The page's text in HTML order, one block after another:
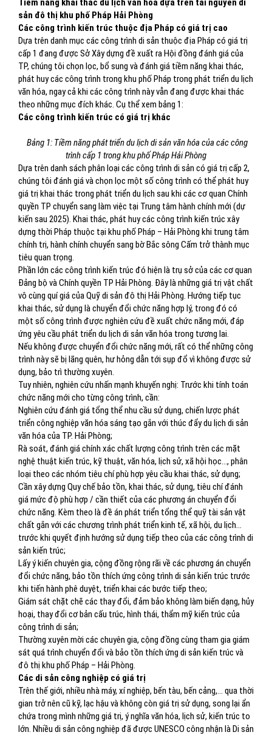
Tiềm năng khai thác du lịch văn hóa dựa trên tài nguyên di
sản đô thị khu phố Pháp Hải Phòng
Các công trình kiến trúc thuộc địa Pháp có giá trị cao
Dựa trên danh mục các công trình di sản thuộc địa Pháp có giá trị
cấp 1 đang được Sở Xây dựng đề xuất ra Hội đồng đánh giá của
TP, chúng tôi chọn lọc, bổ sung và đánh giá tiềm năng khai thác,
phát huy các công trình trong khu phố Pháp trong phát triển du lịch
văn hóa, ngay cả khi các công trình này vẫn đang được khai thác
theo những mục đích khác. Cụ thể xem bảng 1:
Các công trình kiến trúc có giá trị khác
Bảng 1: Tiềm năng phát triển du lịch di sản văn hóa của các công
trình cấp 1 trong khu phố Pháp Hải Phòng
Dựa trên danh sách phân loại các công trình di sản có giá trị cấp 2,
chúng tôi đánh giá và chọn lọc một số công trình có thể phát huy
giá trị khai thác trong phát triển du lịch sau khi các cơ quan Chính
quyền TP chuyển sang làm việc tại Trung tâm hành chính mới (dự
kiến sau 2025). Khai thác, phát huy các công trình kiến trúc xây
dựng thời Pháp thuộc tại khu phố Pháp – Hải Phòng khi trung tâm
chính trị, hành chính chuyển sang bờ Bắc sông Cấm trở thành mục
tiêu quan trọng.
Phần lớn các công trình kiến trúc đó hiện là trụ sở của các cơ quan
Đảng bộ và Chính quyền TP Hải Phòng. Đây là những giá trị vật chất
vô cùng quí giá của Quỹ di sản đô thị Hải Phòng. Hướng tiếp tục
khai thác, sử dụng là chuyển đổi chức năng hợp lý, trong đó có
một số công trình được nghiên cứu đề xuất chức năng mới, đáp
ứng yêu cầu phát triển du lịch di sản văn hóa trong tương lai.
Nếu không được chuyển đổi chức năng mới, rất có thể những công
trình này sẽ bị lãng quên, hư hỏng dẫn tới sụp đổ vì không được sử
dụng, bảo trì thường xuyên.
Tuy nhiên, nghiên cứu nhấn mạnh khuyến nghị: Trước khi tính toán
chức năng mới cho từng công trình, cần:
Nghiên cứu đánh giá tổng thể nhu cầu sử dụng, chiến lược phát
triển công nghiệp văn hóa sáng tạo gắn với thúc đẩy du lịch di sản
văn hóa của TP. Hải Phòng;
Rà soát, đánh giá chính xác chất lượng công trình trên các mặt
nghệ thuật kiến trúc, kỹ thuật, văn hóa, lịch sử, xã hội học…, phân
loại theo các nhóm tiêu chí phù hợp yêu cầu khai thác, sử dụng;
Cần xây dựng Quy chế bảo tồn, khai thác, sử dụng, tiêu chí đánh
giá mức độ phù hợp / cần thiết của các phương án chuyển đổi
chức năng. Kèm theo là đề án phát triển tổng thể quỹ tài sản vật
chất gắn với các chương trình phát triển kinh tế, xã hội, du lịch…
trước khi quyết định hướng sử dụng tiếp theo của các công trình di
sản kiến trúc;
Lấy ý kiến chuyên gia, cộng đồng rộng rãi về các phương án chuyển
đổi chức năng, bảo tồn thích ứng công trình di sản kiến trúc trước
khi tiến hành phê duyệt, triển khai các bước tiếp theo;
Giám sát chặt chẽ các thay đổi, đảm bảo không làm biến dạng, hủy
hoại, thay đổi cơ bản cấu trúc, hình thái, thẩm mỹ kiến trúc của
công trình di sản;
Thường xuyên mời các chuyên gia, cộng đồng cùng tham gia giám
sát quá trình chuyển đổi và bảo tồn thích ứng di sản kiến trúc và
đô thị khu phố Pháp – Hải Phòng.
Các di sản công nghiệp có giá trị
Trên thế giới, nhiều nhà máy, xí nghiệp, bến tàu, bến cảng,… qua thời
gian trở nên cũ kỹ, lạc hậu và không còn giá trị sử dụng, song lại ẩn
chứa trong mình những giá trị, ý nghĩa văn hóa, lịch sử, kiến trúc to
lớn. Nhiều di sản công nghiệp đã được UNESCO công nhận là Di sản